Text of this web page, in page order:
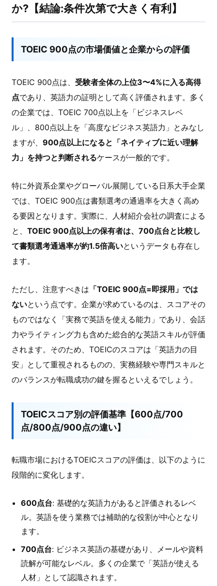
か?【結論:条件次第で大きく有利】
TOEIC 900点の市場価値と企業からの評価
TOEIC 900点は、 受験者全体の上位3〜4%に入る高得
点であり、英語力の証明として高く評価されます。多く
の企業では、TOEIC 700点以上を「ビジネスレベ
ル」、800点以上を「高度なビジネス英語力」とみなし
ますが、 900点以上になると「ネイティブに近い理解
力」を持つと判断されるケースが一般的です。
特に外資系企業やグローバル展開している日系大手企業
では、TOEIC 900点は書類選考の通過率を大きく高め
る要因となります。実際に、人材紹介会社の調査による
と、 TOEIC 900点以上の保有者は、700点台と比較し
て書類選考通過率が約1.5倍高いというデータも存在し
ます。
ただし、注意すべきは 「TOEIC 900点=即採用」では
ないという点です。企業が求めているのは、スコアその
ものではなく「実務で英語を使える能力」であり、会話
力やライティング力も含めた総合的な英語スキルが評価
されます。そのため、TOEICのスコアは「英語力の目
安」として重視されるものの、実務経験や専門スキルと
のバランスが転職成功の鍵を握るといえるでしょう。
TOEICスコア別の評価基準【600点/700
点/800点/900点の違い】
転職市場におけるTOEICスコアの評価は、以下のように
段階的に変化します。
600点台: 基礎的な英語力があると評価されるレベ
ル。英語を使う業務では補助的な役割が中心となり
ます。
700点台: ビジネス英語の基礎があり、メールや資料
読解が可能なレベル。多くの企業で「英語が使える
人材」として認識されます。